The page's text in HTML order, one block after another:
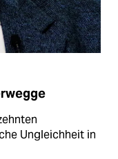
Ungleichheit in